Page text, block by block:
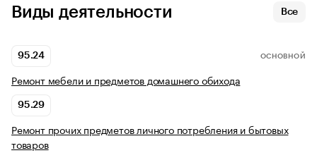
Виды деятельности Все
95.24 ОСНОВНОЙ
Ремонт мебели и предметов домашнего обихода
95.29
Ремонт прочих предметов личного потребления и бытовых
товаров